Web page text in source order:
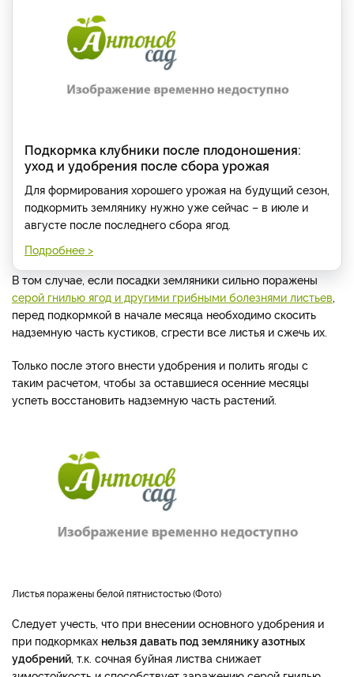
Подкормка клубники после плодоношения:
уход и удобрения после сбора урожая
Для формирования хорошего урожая на будущий сезон,
подкормить землянику нужно уже сейчас – в июле и
августе после последнего сбора ягод.
Подробнее >
В том случае, если посадки земляники сильно поражены
серой гнилью ягод и другими грибными болезнями листьев,
перед подкормкой в начале месяца необходимо скосить
надземную часть кустиков, сгрести все листья и сжечь их.
Только после этого внести удобрения и полить ягоды с
таким расчетом, чтобы за оставшиеся осенние месяцы
успеть восстановить надземную часть растений.
Листья поражены белой пятнистостью Фото
Следует учесть, что при внесении основного удобрения и
при подкормках нельзя давать под землянику азотных
удобрений, т.к. сочная буйная листва снижает